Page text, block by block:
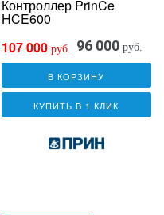
Контроллер PrinCe
HCE600
107 000руб. 96 000 руб.
В КОРЗИНУ
КУПИТЬ В 1 КЛИК